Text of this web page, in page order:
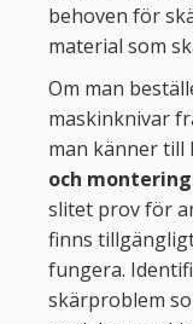
behoven för
material som
Om man
maskinknivar
man känner till
och
slitet prov för
finns
fungera.
skärproblem